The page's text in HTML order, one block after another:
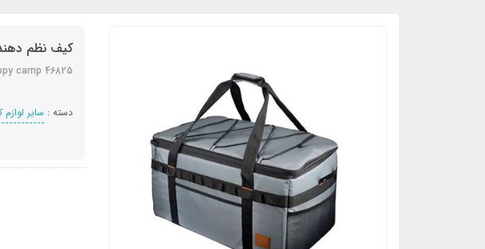
کیف نظم
camp 46825
دسته : سایر